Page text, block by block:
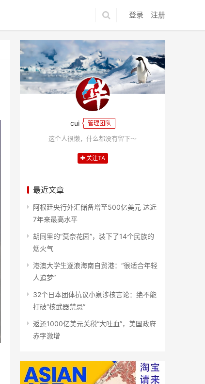
登录 注册
cui 管理团队
这个人很懒，什么都没有留下～
关注TA
最近文章
阿根廷央行外汇储备增至500亿美元 达近
7年来最高水平
胡同里的“莫奈花园”，装下了14个民族的
烟火气
港澳大学生逐浪海南自贸港：“很适合年轻
人追梦”
32个日本团体抗议小泉涉核言论：绝不能
打破“核武器禁忌”
返还1000亿美元关税“大吐血”，美国政府
赤字激增